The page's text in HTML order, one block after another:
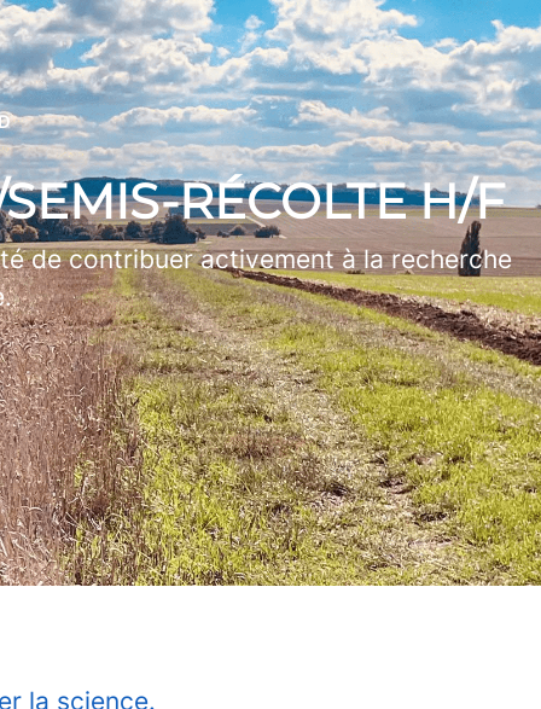
RÉCOLTE H/F
de contribuer activement à la recherche
la science.